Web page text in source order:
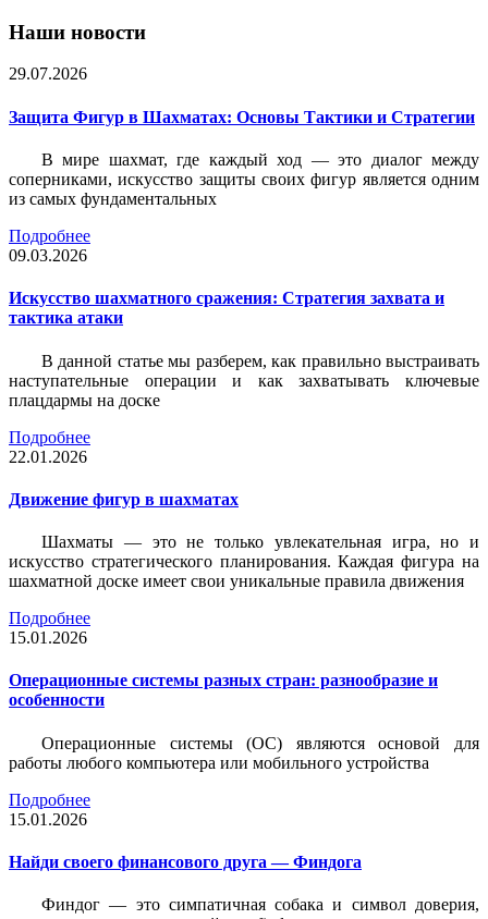
Наши новости
29.07.2026
Защита Фигур в Шахматах: Основы Тактики и Стратегии
В мире шахмат, где каждый ход — это диалог между
соперниками, искусство защиты своих фигур является одним
из самых фундаментальных
Подробнее
09.03.2026
Искусство шахматного сражения: Стратегия захвата и
тактика атаки
В данной статье мы разберем, как правильно выстраивать
наступательные операции и как захватывать ключевые
плацдармы на доске
Подробнее
22.01.2026
Движение фигур в шахматах
Шахматы — это не только увлекательная игра, но и
искусство стратегического планирования. Каждая фигура на
шахматной доске имеет свои уникальные правила движения
Подробнее
15.01.2026
Операционные системы разных стран: разнообразие и
особенности
Операционные системы (ОС) являются основой для
работы любого компьютера или мобильного устройства
Подробнее
15.01.2026
Найди своего финансового друга — Финдога
Финдог — это симпатичная собака и символ доверия,